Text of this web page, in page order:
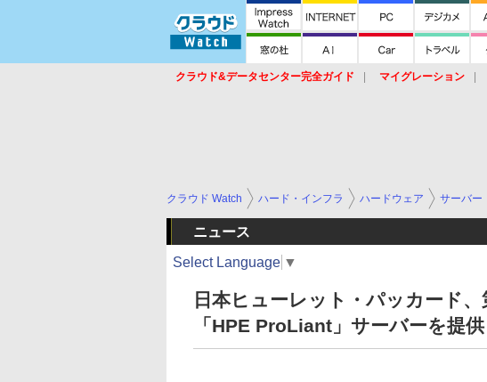
クラウド&データセンター完全ガイド マイグレーション
クラウド Watch ハード・インフラ ハードウェア サーバー
ニュース
Select Language ▼
日本ヒューレット・パッカード
「HPE ProLiant」サーバーを提供